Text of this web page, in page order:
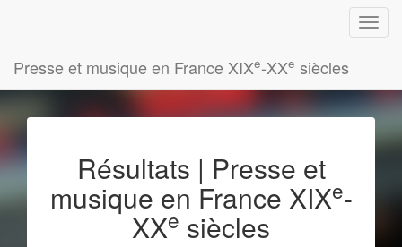
Presse et musique en France XIXe-XXe siècles
Résultats | Presse et
musique en France XIXe-
XXe siècles